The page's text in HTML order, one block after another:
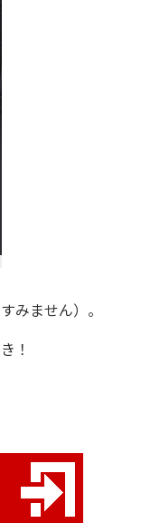
みません）。
！